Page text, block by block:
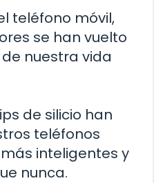
teléfono móvil,
se han vuelto
nuestra vida
de silicio han
teléfonos
inteligentes y
nunca.